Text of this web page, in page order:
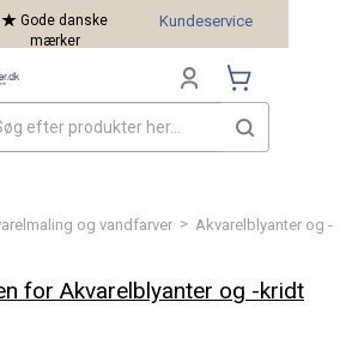
og vandfarver > Akvarelblyanter og -
for Akvarelblyanter og -kridt
Gode danske
mærker
Kundeservice
Mærker